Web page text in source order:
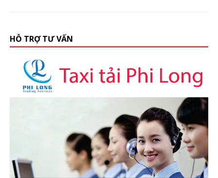
HỖ TRỢ TƯ VẤN